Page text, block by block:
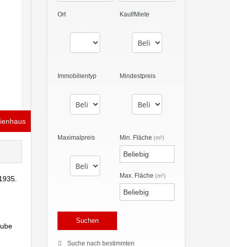
Ort Kauf/Miete
Immobilientyp Mindestpreis
Maximalpreis Min. Fläche (m²)
Max. Fläche (m²)
Suche nach bestimmten